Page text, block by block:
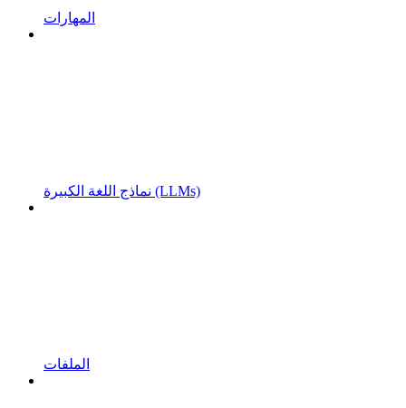
المهارات
نماذج اللغة الكبيرة (LLMs)
الملفات